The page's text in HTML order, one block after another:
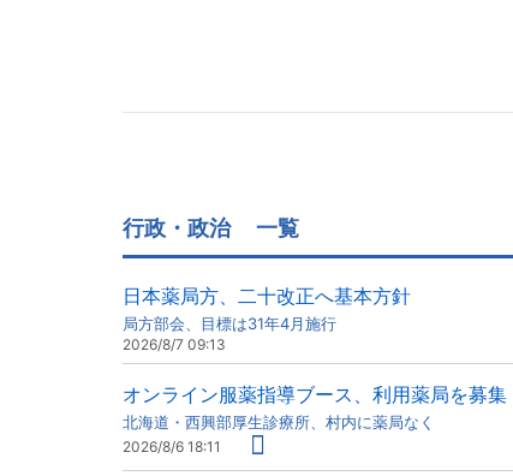
行政・政治 一覧
日本薬局方、二十改正へ基本方針
局方部会、目標は31年4月施行
2026/8/7 09:13
オンライン服薬指導ブース、利用薬局を募集
北海道・西興部厚生診療所、村内に薬局なく
2026/8/6 18:11